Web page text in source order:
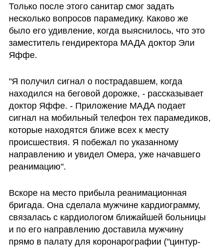
Только после этого санитар смог задать
несколько вопросов парамедику. Каково же
было его удивление, когда выяснилось, что это
заместитель гендиректора МАДА доктор Эли
Яффе.
"Я получил сигнал о пострадавшем, когда
находился на беговой дорожке, - рассказывает
доктор Яффе. - Приложение МАДА подает
сигнал на мобильный телефон тех парамедиков,
которые находятся ближе всех к месту
происшествия. Я побежал по указанному
направлению и увидел Омера, уже начавшего
реанимацию".
Вскоре на место прибыла реанимационная
бригада. Она сделала мужчине кардиограмму,
связалась с кардиологом ближайшей больницы
и по его направлению доставила мужчину
прямо в палату для коронарографии ("цинтур-